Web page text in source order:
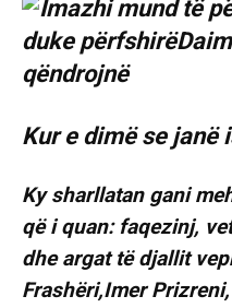
Kur e dimë se janë
Ky sharllatan gani
që i quan: faqezinj,
dhe argat të djallit
Frashëri,Imer